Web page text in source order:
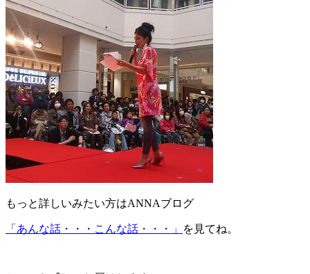
もっと詳しいみたい方はANNAブログ
「あんな話・・・こんな話・・・」 を見てね。